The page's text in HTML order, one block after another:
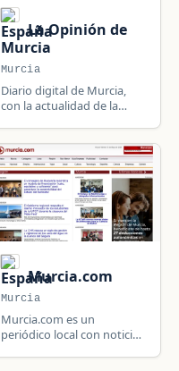
La Opinión de
Murcia
Murcia
Diario digital de Murcia,
con la actualidad de la
Murcia.com
Murcia
Murcia.com es un
periódico local con noticias